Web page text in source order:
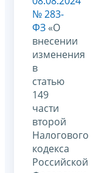
№ 283-
ФЗ «О
внесении
изменения
в
статью
149
части
второй
Налогового
кодекса
Российской